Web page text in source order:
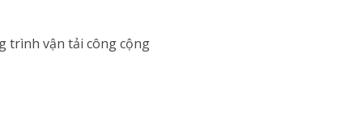
trình vận tải công cộng